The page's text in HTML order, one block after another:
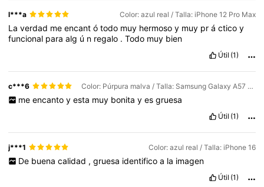
l***a Color: azul real / Talla: iPhone 12 Pro Max
Laverdad meencantótodo muy hermosoy muy prácticoy
funcional paraalg ú n regalo .Todo muy bien
Útil (1)
c***6 Color: Púrpura malva / Talla: Samsung Galaxy A57 5G
me encanto y esta muy bonita y es gruesa
Útil (1)
j***1 Color: azul real / Talla: iPhone 16
De buena calidad , gruesa identifico a la imagen
Útil (1)